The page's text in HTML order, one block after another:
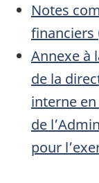
Notes
financiers
Annexe à
de la
interne
de
pour